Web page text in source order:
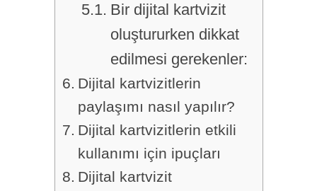
Bir dijital kartvizit
oluştururken dikkat
edilmesi gerekenler:
Dijital kartvizitlerin
paylaşımı nasıl yapılır?
Dijital kartvizitlerin etkili
kullanımı için ipuçları
Dijital kartvizit